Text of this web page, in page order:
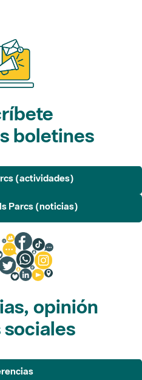
boletines
(actividades)
Parcs (noticias)
opinión